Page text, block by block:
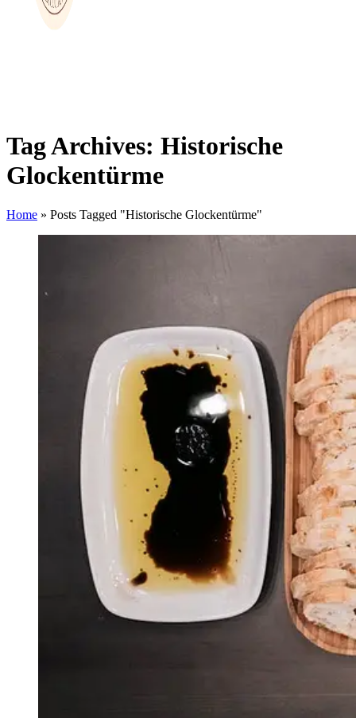
Tag Archives: Historische
Glockentürme
Home » Posts Tagged "Historische Glockentürme"